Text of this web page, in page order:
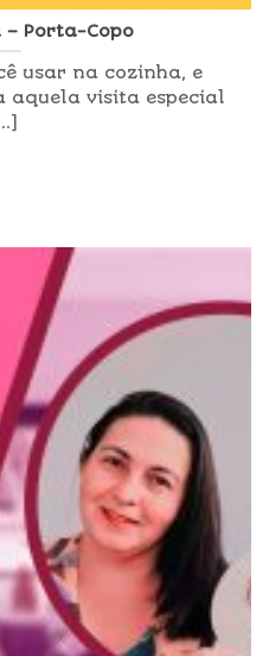
– Porta-Copo
usar na cozinha, e
aquela visita especial